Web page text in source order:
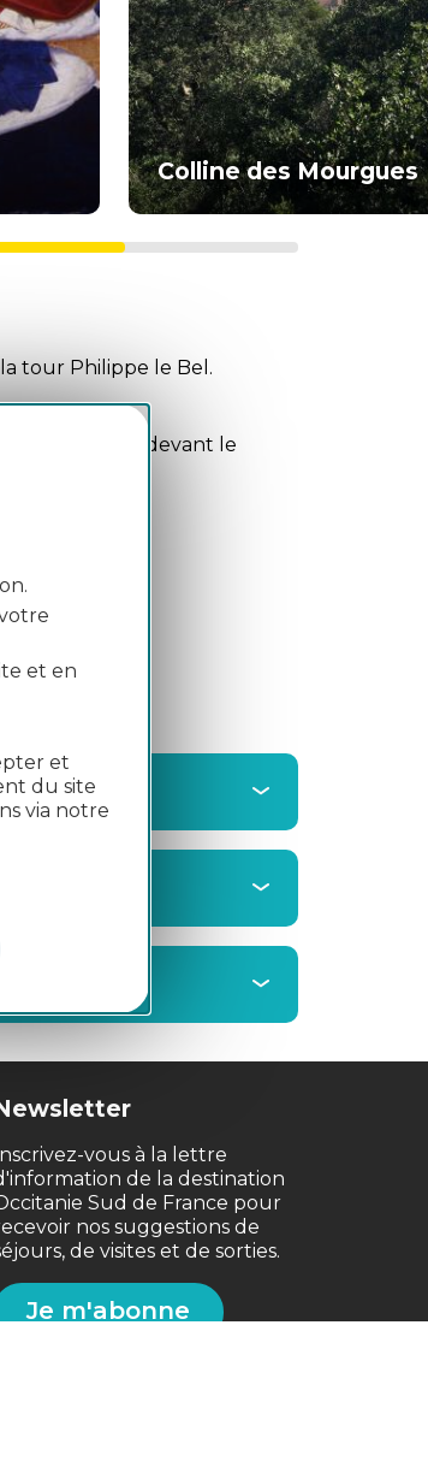
et en
et
du site
via notre
Colline des Mourgues
tour Philippe le Bel.
pour s’éblouir devant le
vous à la lettre
de la destination
Sud de France pour
nos suggestions de
de visites et de sorties.
Je m'abonne